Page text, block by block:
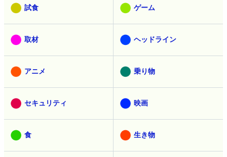
試食 ゲーム
取材 ヘッドライン
アニメ 乗り物
セキュリティ 映画
食 生き物